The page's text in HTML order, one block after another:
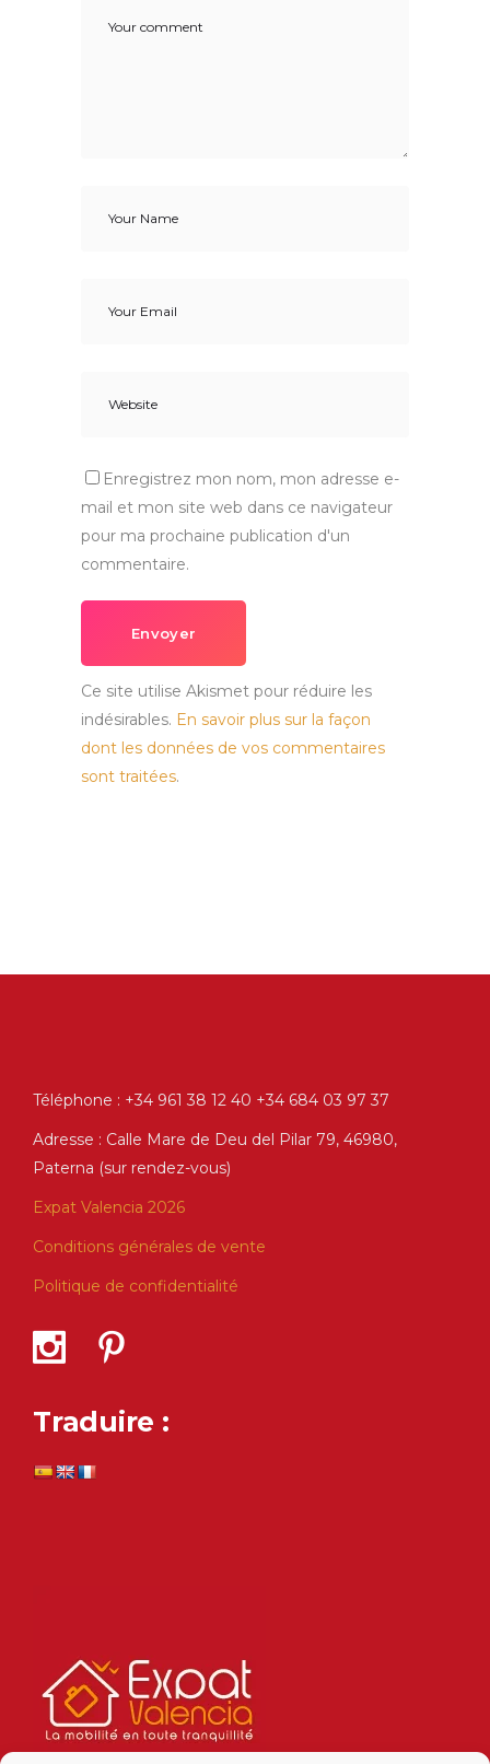
Enregistrez mon nom, mon adresse e-
mail et mon site web dans ce navigateur
pour ma prochaine publication d'un
commentaire.
Envoyer
Ce site utilise Akismet pour réduire les
indésirables. En savoir plus sur la façon
dont les données de vos commentaires
sont traitées.
Téléphone : +34 961 38 12 40 +34 684 03 97 37
Adresse : Calle Mare de Deu del Pilar 79, 46980,
Paterna (sur rendez-vous)
Expat Valencia 2026
Conditions générales de vente
Politique de confidentialité
Traduire :